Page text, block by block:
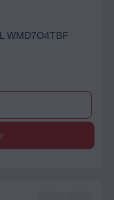
WMD7O4TBF